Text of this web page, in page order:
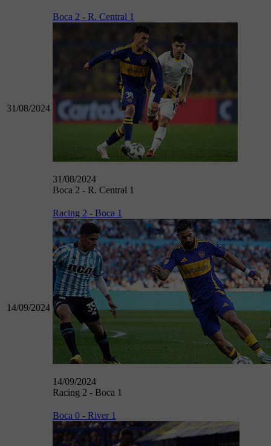
31/08/2024
Boca 2 - R. Central 1
31/08/2024
Boca 2 - R. Central 1
14/09/2024
Racing 2 - Boca 1
14/09/2024
Racing 2 - Boca 1
Boca 0 - River 1